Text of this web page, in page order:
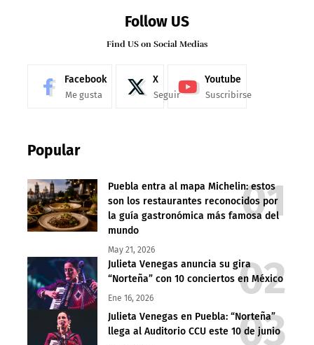
Follow US
Find US on Social Medias
Facebook
Me gusta
X
Seguir
Youtube
Suscribirse
Popular
Puebla entra al mapa Michelin: estos
son los restaurantes reconocidos por
la guía gastronómica más famosa del
mundo
May 21, 2026
Julieta Venegas anuncia su gira
“Norteña” con 10 conciertos en México
Ene 16, 2026
Julieta Venegas en Puebla: “Norteña”
llega al Auditorio CCU este 10 de junio